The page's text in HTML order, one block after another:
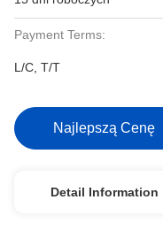
Payment Terms:
L/C, T/T
Najlepszą Cenę
Detail Information